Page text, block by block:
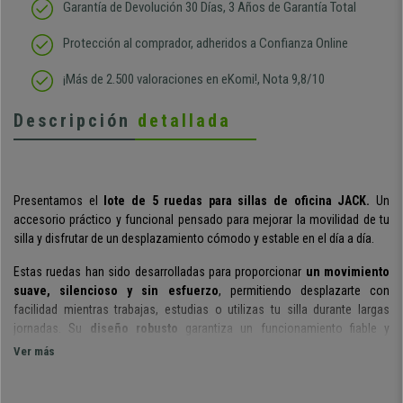
Garantía de Devolución 30 Días, 3 Años de Garantía Total
Protección al comprador, adheridos a Confianza Online
¡Más de 2.500 valoraciones en eKomi!, Nota 9,8/10
Descripción detallada
Presentamos el lote de 5 ruedas para sillas de oficina JACK. Un
accesorio práctico y funcional pensado para mejorar la movilidad de tu
silla y disfrutar de un desplazamiento cómodo y estable en el día a día.
Estas ruedas han sido desarrolladas para proporcionar un movimiento
suave, silencioso y sin esfuerzo, permitiendo desplazarte con
facilidad mientras trabajas, estudias o utilizas tu silla durante largas
jornadas. Su diseño robusto garantiza un funcionamiento fiable y
duradero.
Ver más